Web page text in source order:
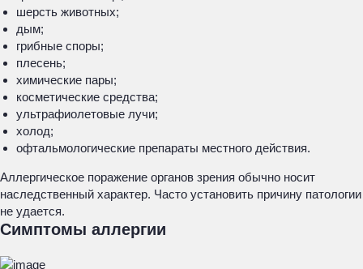
шерсть животных;
дым;
грибные споры;
плесень;
химические пары;
косметические средства;
ультрафиолетовые лучи;
холод;
офтальмологические препараты местного действия.
Аллергическое поражение органов зрения обычно носит
наследственный характер. Часто установить причину патологии
не удается.
Симптомы аллергии